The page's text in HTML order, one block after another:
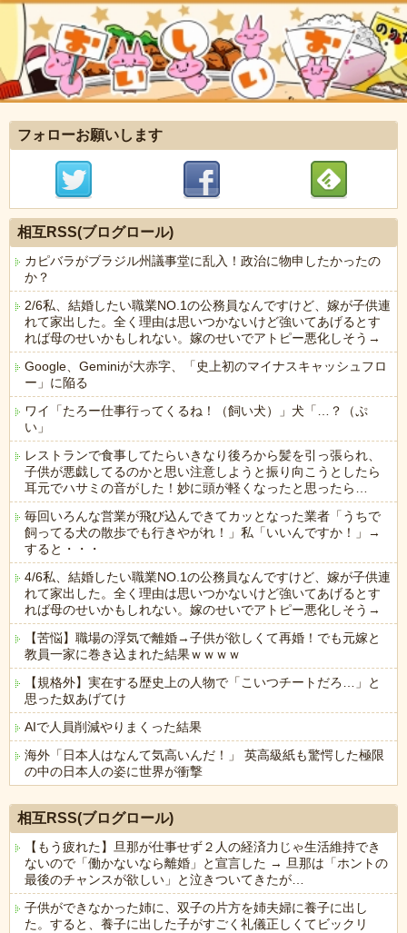
フォローお願いします
相互RSS(ブログロール)
カピバラがブラジル州議事堂に乱入！政治に物申したかったの
か？
2/6私、結婚したい職業NO.1の公務員なんですけど、嫁が子供連
れて家出した。全く理由は思いつかないけど強いてあげるとす
れば母のせいかもしれない。嫁のせいでアトピー悪化しそう→
Google、Geminiが大赤字、「史上初のマイナスキャッシュフロ
ー」に陥る
ワイ「たろー仕事行ってくるね！（飼い犬）」犬「…？（ぷ
い」
レストランで食事してたらいきなり後ろから髪を引っ張られ、
子供が悪戯してるのかと思い注意しようと振り向こうとしたら
耳元でハサミの音がした！妙に頭が軽くなったと思ったら…
毎回いろんな営業が飛び込んできてカッとなった業者「うちで
飼ってる犬の散歩でも行きやがれ！」私「いいんですか！」→
すると・・・
4/6私、結婚したい職業NO.1の公務員なんですけど、嫁が子供連
れて家出した。全く理由は思いつかないけど強いてあげるとす
れば母のせいかもしれない。嫁のせいでアトピー悪化しそう→
【苦悩】職場の浮気で離婚→子供が欲しくて再婚！でも元嫁と
教員一家に巻き込まれた結果ｗｗｗｗ
【規格外】実在する歴史上の人物で「こいつチートだろ…」と
思った奴あげてけ
AIで人員削減やりまくった結果
海外「日本人はなんて気高いんだ！」 英高級紙も驚愕した極限
の中の日本人の姿に世界が衝撃
相互RSS(ブログロール)
【もう疲れた】旦那が仕事せず２人の経済力じゃ生活維持でき
ないので「働かないなら離婚」と宣言した → 旦那は「ホントの
最後のチャンスが欲しい」と泣きついてきたが…
子供ができなかった姉に、双子の片方を姉夫婦に養子に出し
た。すると、養子に出した子がすごく礼儀正しくてビックリ